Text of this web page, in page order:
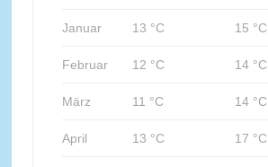
Januar 13 °C 15 °C
Februar 12 °C 14 °C
März 11 °C 14 °C
April 13 °C 17 °C